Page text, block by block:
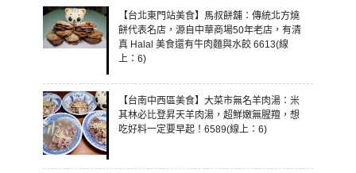
【台北東門站美食】馬叔餅舖：傳統北方燒
餅代表名店，源自中華商場50年老店，有清
真 Halal 美食還有牛肉麵與水餃 6613(線
上：6)
【台南中西區美食】大菜市無名羊肉湯：米
其林必比登昇天羊肉湯，超鮮嫩無腥羶，想
吃好料一定要早起！6589(線上：6)